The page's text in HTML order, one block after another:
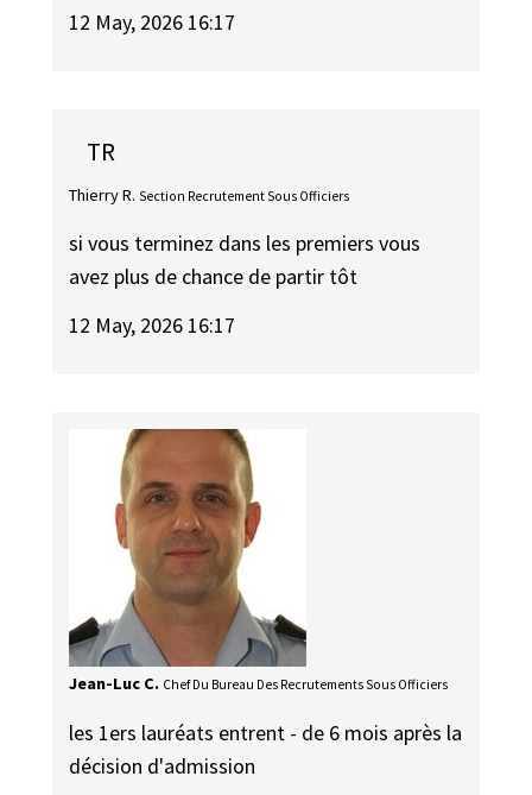
12 May, 2026 16:17
TR
Thierry R. Section Recrutement Sous Officiers
si vous terminez dans les premiers vous
avez plus de chance de partir tôt
12 May, 2026 16:17
Jean-Luc C. Chef Du Bureau Des Recrutements Sous Officiers
les 1ers lauréats entrent - de 6 mois après la
décision d'admission